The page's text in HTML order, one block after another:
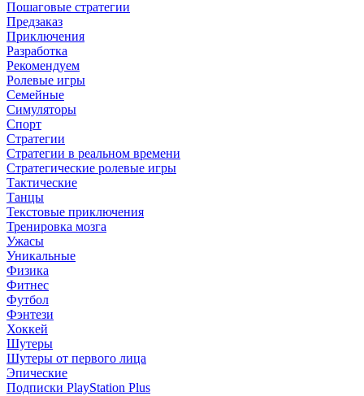
Пошаговые стратегии
Предзаказ
Приключения
Разработка
Рекомендуем
Ролевые игры
Семейные
Симуляторы
Спорт
Стратегии
Стратегии в реальном времени
Стратегические ролевые игры
Тактические
Танцы
Текстовые приключения
Тренировка мозга
Ужасы
Уникальные
Физика
Фитнес
Футбол
Фэнтези
Хоккей
Шутеры
Шутеры от первого лица
Эпические
Подписки PlayStation Plus